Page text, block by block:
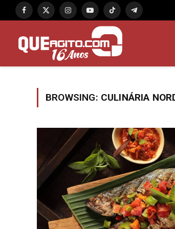
Facebook
X
InstagramYouTubeTikTok Telegram
BROWSING: CULINÁRIA